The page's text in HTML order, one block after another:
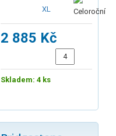
2 885 Kč
Skladem: 4 ks